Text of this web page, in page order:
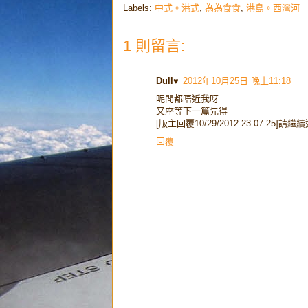
Labels: 中式。港式 為為食食 港島。西灣河
1 則留言:
Dull♥ 2012年10月25日 晚上11:18
呢間都唔近我呀
又座等下一篇先得
[版主回覆10/29/2012 23:07:25]請繼續
回覆